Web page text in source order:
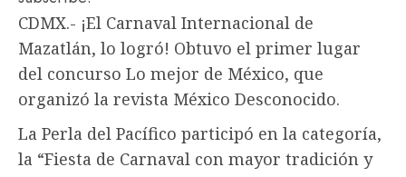
CDMX.- ¡El Carnaval Internacional de
Mazatlán, lo logró! Obtuvo el primer lugar
del concurso Lo mejor de México, que
organizó la revista México Desconocido.
La Perla del Pacífico participó en la categoría,
la “Fiesta de Carnaval con mayor tradición y